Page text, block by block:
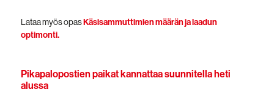
Lataa myös opasKäsisammuttimien määrän ja laadun
optimonti.
Pikapalopostien paikat kannattaa suunnitella heti
alussa